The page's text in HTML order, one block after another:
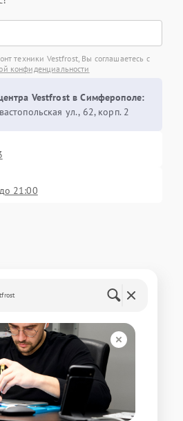
техники Vestfrost, Вы соглашаетесь с
конфиденциальности
Vestfrost в Симферополе:
ул., 62, корп. 2
21:00